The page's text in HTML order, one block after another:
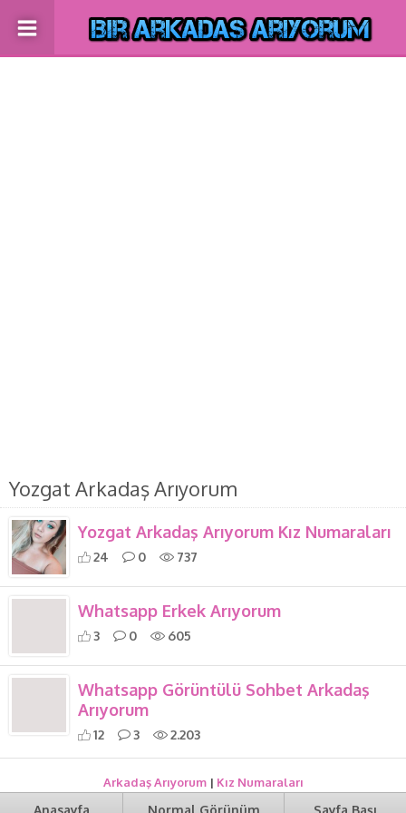
Yozgat Arkadaş Arıyorum
Yozgat Arkadaş Arıyorum Kız Numaraları
24 0 737
Whatsapp Erkek Arıyorum
3 0 605
Whatsapp Görüntülü Sohbet Arkadaş
Arıyorum
12 3 2.203
Arkadaş Arıyorum| Kız Numaraları
Anasayfa Normal Görünüm Sayfa Başı